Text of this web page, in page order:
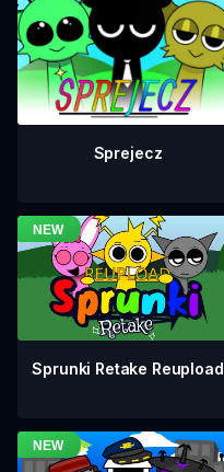
Sprejecz
Sprunki Retake Reupload